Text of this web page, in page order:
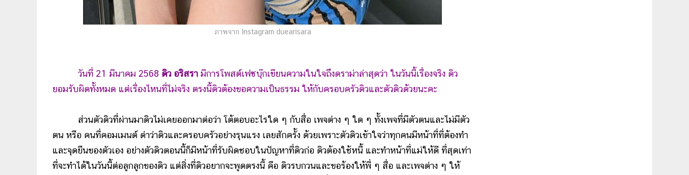
ภาพจาก Instagram duearisara
วันที่ 21 มีนาคม 2568 ดิว อริสรา มีการโพสต์เฟซบุ๊กเขียนความในใจถึงดราม่าล่าสุดว่า ในวันนี้เรื่องจริง ดิว
ยอมรับผิดทั้งหมด แต่เรื่องไหนที่ไม่จริง ตรงนี้ดิวต้องขอความเป็นธรรม ให้กับครอบครัวดิวและตัวดิวด้วยนะคะ
ส่วนตัวดิวที่ผ่านมาดิวไม่เคยออกมาต่อว่า โต้ตอบอะไรใด ๆ กับสื่อ เพจต่าง ๆ ใด ๆ ทั้งเพจที่มีตัวตนและไม่มีตัว
ตน หรือ คนที่คอมเมนต์ ด่าว่าดิวและครอบครัวอย่างรุนแรง เลยสักครั้ง ด้วยเพราะตัวดิวเข้าใจว่าทุกคนมีหน้าที่ที่ต้องทำ
และจุดยืนของตัวเอง อย่างตัวดิวตอนนี้ก็มีหน้าที่รับผิดชอบในปัญหาที่ดิวก่อ ดิวต้องใช้หนี้ และทำหน้าที่แม่ให้ดี ที่สุดเท่า
ที่จะทำได้ในวันนี้ต่อลูกลูกของดิว แต่สิ่งที่ดิวอยากจะพูดตรงนี้ คือ ดิวรบกวนและขอร้องให้พี่ ๆ สื่อ และเพจต่าง ๆ ให้